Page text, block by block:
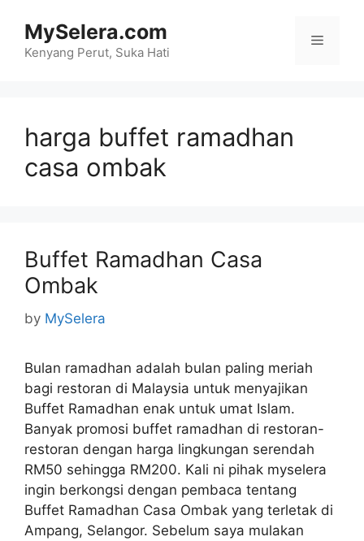
content
MySelera.com
Kenyang Perut, Suka Hati
Menu
harga buffet ramadhan
casa ombak
Buffet Ramadhan Casa
Ombak
by MySelera
Bulan ramadhan adalah bulan paling meriah
bagi restoran di Malaysia untuk menyajikan
Buffet Ramadhan enak untuk umat Islam.
Banyak promosi buffet ramadhan di restoran-
restoran dengan harga lingkungan serendah
RM50 sehingga RM200. Kali ni pihak myselera
ingin berkongsi dengan pembaca tentang
Buffet Ramadhan Casa Ombak yang terletak di
Ampang, Selangor. Sebelum saya mulakan